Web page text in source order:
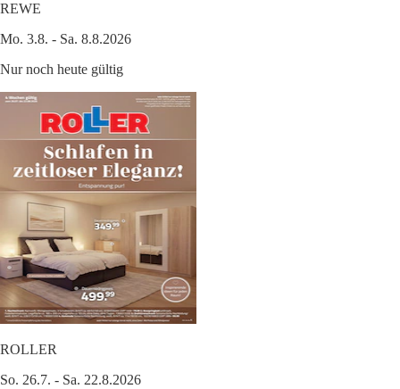
REWE
Mo. 3.8. - Sa. 8.8.2026
Nur noch heute gültig
ROLLER
So. 26.7. - Sa. 22.8.2026